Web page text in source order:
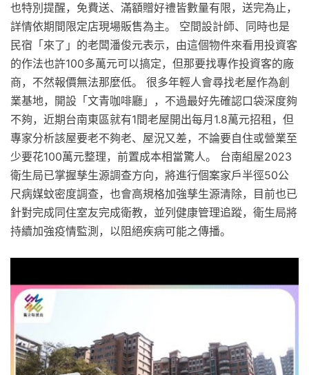
也特別提醒，免費送、滿額贈好禮皆數量有限，送完為止，
詳情依期間限定店現場販售為主。 空間設計師、同時也是
民宿「來了」的老闆潘俊元表示，由這個物件來看用投資客
的作法也許100多萬元可以搞定，但那要找專作投資客的廠
商，不然報價無法那麼低。 很多年輕人會尋找老屋作為創
業基地，開設「文青咖啡廳」，不過最好先確認口袋深度夠
不夠，近期台南東區就有1間老屋開出每月1.8萬元招租，但
專家分析該屋要老不夠老、屋況又差，不論要自住或營業至
少要花100萬元整理，前置成本相當驚人。 台南組屋2023
衛生局已掌握孳生源調查方向，將進行個案家戶半徑50公
尺病媒蚊密度調查，也會高規格加強孳生源清除，目前也已
針對完成同住室友完成衛教，並列健康管理追蹤，衛生局將
持續加強疫情監測，以阻絕疾病可能之傳播。